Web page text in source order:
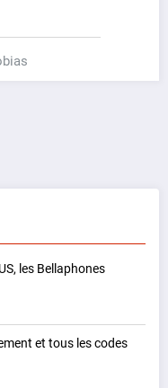
les Bellaphones
et tous les codes